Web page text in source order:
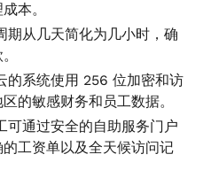
本。
期从几天简化为几小时，确
的系统使用 256 位加密和访
的敏感财务和员工数据。
可通过安全的自助服务门户
工资单以及全天候访问记